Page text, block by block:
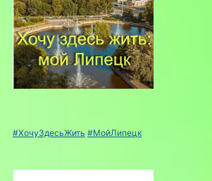
#ХочуЗдесьЖить #МойЛипецк